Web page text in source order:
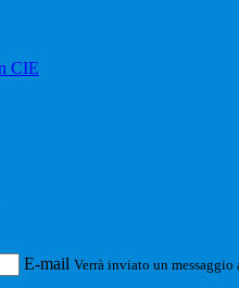
CIE
E-mail Verrà inviato un